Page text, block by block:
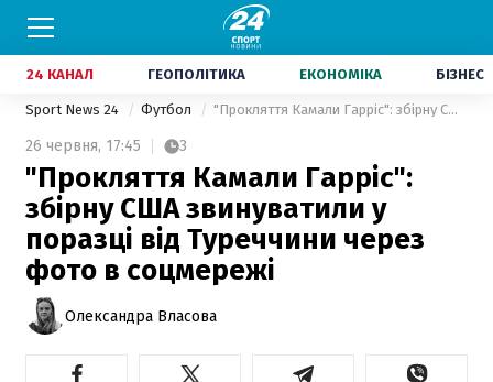
24 КАНАЛ ГЕОПОЛІТИКА ЕКОНОМІКА БІЗНЕС
Sport News 24 Футбол "Прокляття Камали Гарріс": збірну США звинуватили у поразці від Туреччини через фото в соцмережі
26 червня, 17:45 3
"Прокляття Камали Гарріс":
збірну США звинуватили у
поразці від Туреччини через
фото в соцмережі
Олександра Власова